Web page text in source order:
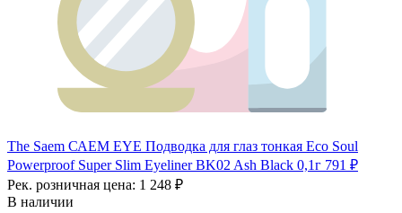
The Saem САЕМ EYE Подводка для глаз тонкая Eco Soul
Powerproof Super Slim Eyeliner BK02 Ash Black 0,1г 791 ₽
Рек. розничная цена: 1 248 ₽
В наличии